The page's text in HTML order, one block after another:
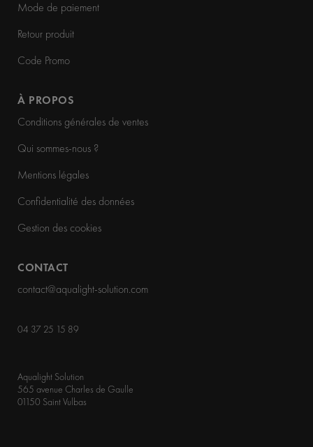
Mode de paiement
Retour produit
Code Promo
À PROPOS
Conditions générales de ventes
Qui sommes-nous ?
Mentions légales
Confidentialité des données
Gestion des cookies
CONTACT
contact@aqualight-solution.com
04 37 25 15 89
Aqualight Solution
565 avenue Charles de Gaulle
01150 Saint Vulbas